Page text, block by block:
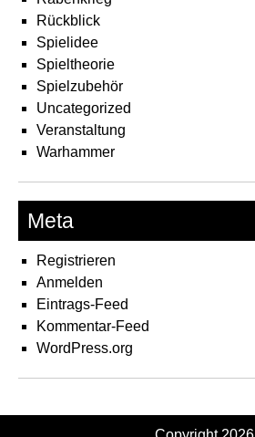
Rückblick
Spielidee
Spieltheorie
Spielzubehör
Uncategorized
Veranstaltung
Warhammer
Meta
Registrieren
Anmelden
Eintrags-Feed
Kommentar-Feed
WordPress.org